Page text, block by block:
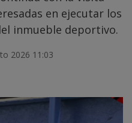
en ejecutar los
inmueble deportivo.
2026 11:03